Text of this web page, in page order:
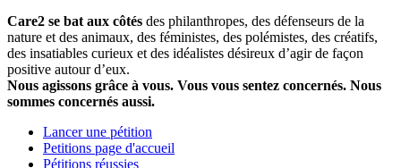
Care2 se bat aux côtés des philanthropes, des défenseurs de la
nature et des animaux, des féministes, des polémistes, des créatifs,
des insatiables curieux et des idéalistes désireux d’agir de façon
positive autour d’eux.
Nous agissons grâce à vous. Vous vous sentez concernés. Nous
sommes concernés aussi.
Lancer une pétition
Petitions page d'accueil
Pétitions réussies